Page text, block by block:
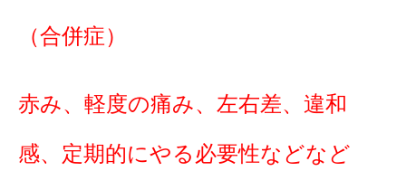
（合併症）
赤み、軽度の痛み、左右差、違和
感、定期的にやる必要性などなど